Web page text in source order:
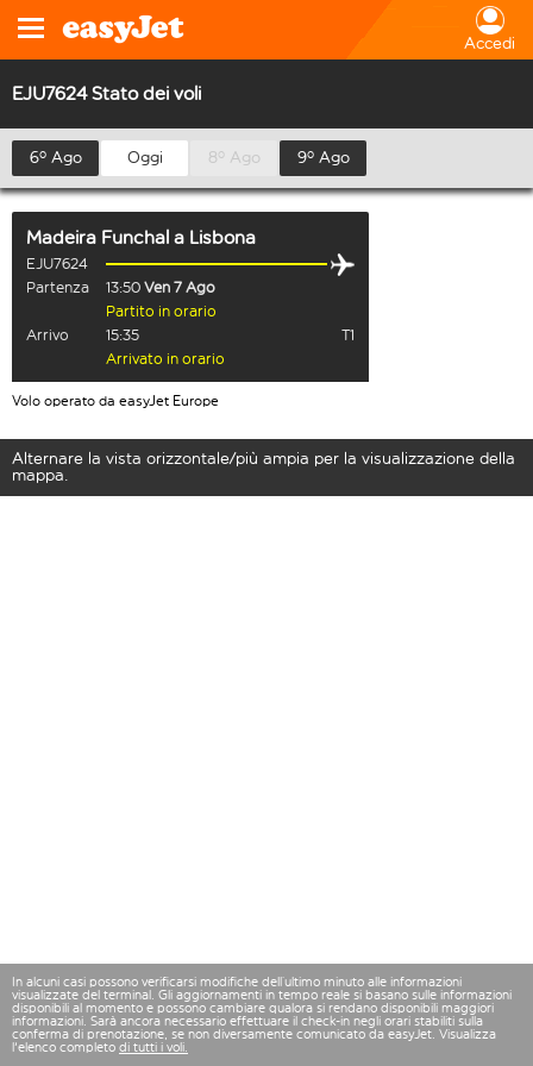
Accedi
EJU7624 Stato dei voli
6º Ago Oggi 8º Ago 9º Ago
Madeira Funchal a Lisbona
EJU7624
Partenza
13:50 Ven 7 Ago
Partito in orario
Arrivo
15:35
T1
Arrivato in orario
Volo operato da easyJet Europe
Alternare la vista orizzontale/più ampia per la visualizzazione della
mappa.
In alcuni casi possono verificarsi modifiche dell’ultimo minuto alle informazioni
visualizzate del terminal. Gli aggiornamenti in tempo reale si basano sulle informazioni
disponibili al momento e possono cambiare qualora si rendano disponibili maggiori
informazioni. Sarà ancora necessario effettuare il check-in negli orari stabiliti sulla
conferma di prenotazione, se non diversamente comunicato da easyJet. Visualizza
l'elenco completo di tutti i voli.